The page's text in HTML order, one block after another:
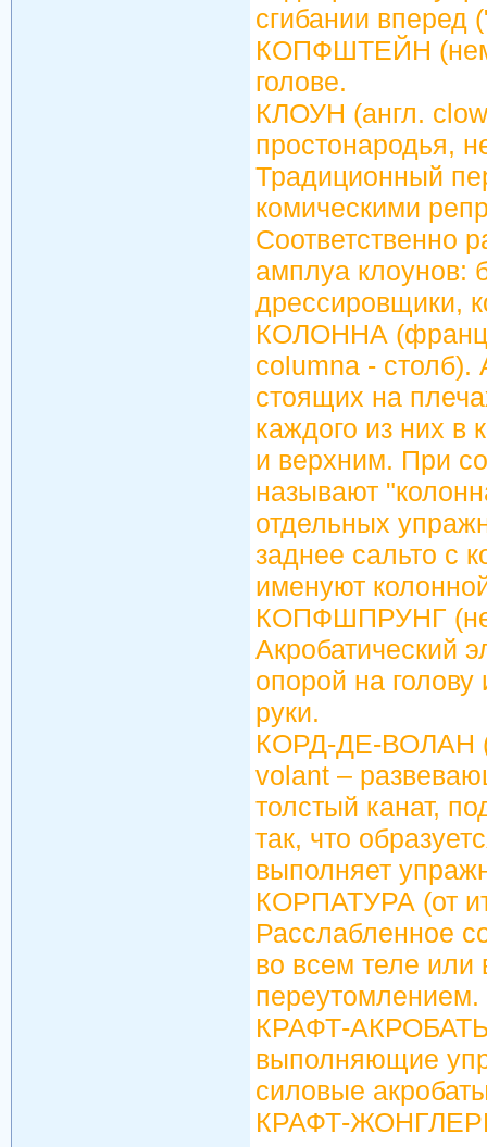
сгибании вперед
КОПФШТЕЙН (нем.
голове.
КЛОУН (англ.
простонародья,
Традиционный
комическими
Соответственно
амплуа клоунов:
дрессировщики,
КОЛОННА (франц.
columna - столб).
стоящих на
каждого из них в
и верхним. При
называют
отдельных
заднее сальто с
именуют
КОПФШПРУНГ
Акробатический
опорой на
руки.
КОРД-ДЕ-ВОЛАН
volant –
толстый канат,
так, что
выполняет
КОРПАТУРА (от
Расслабленное
во всем теле
переутомлением.
КРАФТ-АКРОБАТЫ
выполняющие
силовые
КРАФТ-